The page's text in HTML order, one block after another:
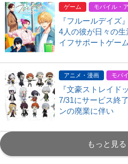
ゲーム モバイル・
『フルールデイズ
4人の彼が日々の
イフサポートゲー
アニメ・漫画 モバ
『文豪ストレイド
7/31にサービス終
ンの廃業に伴い
もっと見る